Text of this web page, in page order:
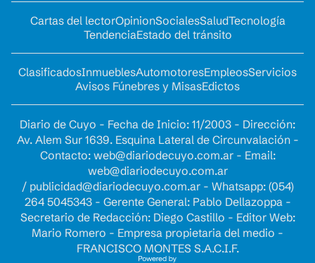
Cartas del lectorOpinionSocialesSaludTecnología
TendenciaEstado del tránsito
ClasificadosInmueblesAutomotoresEmpleosServicios
Avisos Fúnebres y MisasEdictos
Diario de Cuyo - Fecha de Inicio: 11/2003 - Dirección:
Av. Alem Sur 1639. Esquina Lateral de Circunvalación -
Contacto: web@diariodecuyo.com.ar- Email:
web@diariodecuyo.com.ar
/ publicidad@diariodecuyo.com.ar- Whatsapp: (054)
264 5045343 - Gerente General: Pablo Dellazoppa -
Secretario de Redacción: Diego Castillo - Editor Web:
Mario Romero - Empresa propietaria del medio -
FRANCISCO MONTES S.A.C.I.F.